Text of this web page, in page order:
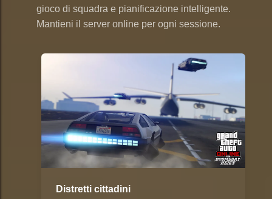
gioco di squadra e pianificazione intelligente.
Mantieni il server online per ogni sessione.
Distretti cittadini